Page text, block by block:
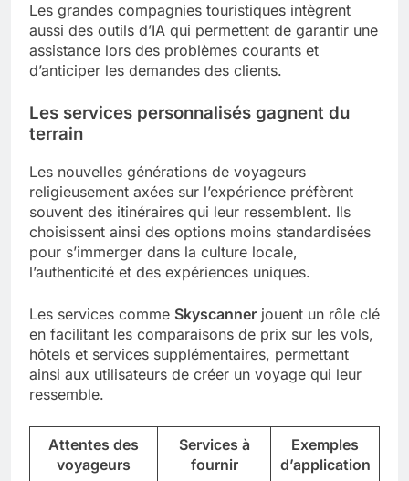
Les grandes compagnies touristiques intègrent
aussi des outils d’IA qui permettent de garantir une
assistance lors des problèmes courants et
d’anticiper les demandes des clients.
Les services personnalisés gagnent du
terrain
Les nouvelles générations de voyageurs
religieusement axées sur l’expérience préfèrent
souvent des itinéraires qui leur ressemblent. Ils
choisissent ainsi des options moins standardisées
pour s’immerger dans la culture locale,
l’authenticité et des expériences uniques.
Les services comme Skyscanner jouent un rôle clé
en facilitant les comparaisons de prix sur les vols,
hôtels et services supplémentaires, permettant
ainsi aux utilisateurs de créer un voyage qui leur
ressemble.
Attentes des
voyageurs
Services à
fournir
Exemples
d’application